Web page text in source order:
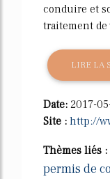
conduire et
traitement de
LIRE LA
Date: 2017-
Site : http://
Thèmes liés :
permis de